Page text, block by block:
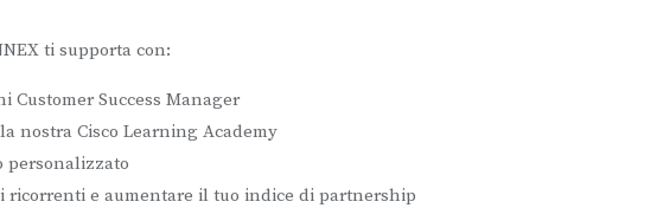
ti supporta con:
Customer Success Manager
nostra Cisco Learning Academy
personalizzato
ricorrenti e aumentare il tuo indice di partnership